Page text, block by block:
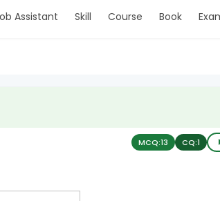
Assistant Skill Course Book
MCQ:13 CQ:1